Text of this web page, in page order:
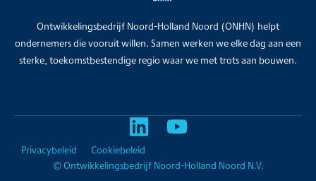
Ontwikkelingsbedrijf Noord-Holland Noord (ONHN) helpt
ondernemers die vooruit willen. Samen werken we elke dag aan een
sterke, toekomstbestendige regio waar we met trots aan bouwen.
© Ontwikkelingsbedrijf Noord-Holland Noord N.V.
Privacybeleid Cookiebeleid